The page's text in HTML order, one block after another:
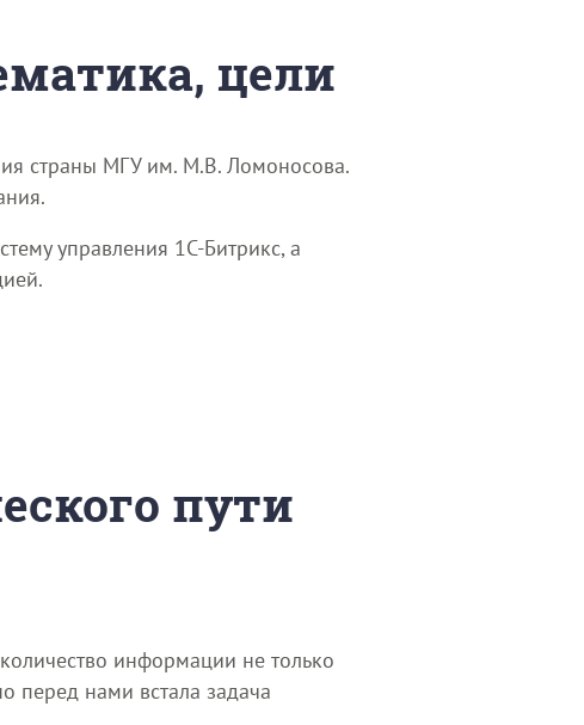
цели
страны МГУ им. М.В. Ломоносова.
управления 1С-Битрикс, а
пути
информации не только
перед нами встала задача